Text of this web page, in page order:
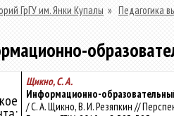
ГрГУ им. Янки Купалы » Педагогика
Щикно, С. А.
Информационно-
/ С. А. Щикно, В. И. Резяпкин //